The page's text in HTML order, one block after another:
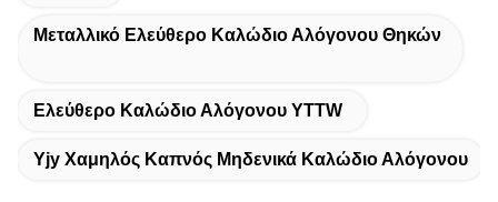
Μεταλλικό Ελεύθερο Καλώδιο Αλόγονου Θηκών
Ελεύθερο Καλώδιο Αλόγονου YTTW
Yjy Χαμηλός Καπνός Μηδενικά Καλώδιο Αλόγονου